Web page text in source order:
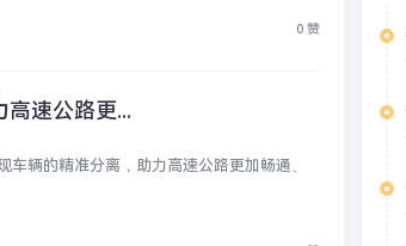
0 赞
速公路更...
辆的精准分离，助力高速公路更加畅通、